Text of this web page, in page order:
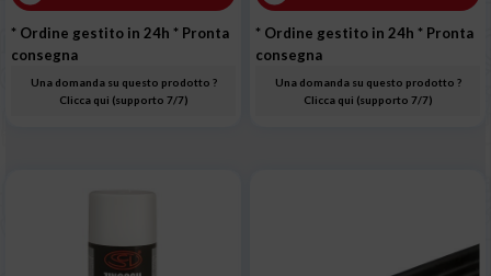
* Ordine gestito in 24h * Pronta
consegna
Una domanda su questo prodotto ?
Clicca qui (supporto 7/7)
* Ordine gestito in 24h * Pronta
consegna
Una domanda su questo prodotto ?
Clicca qui (supporto 7/7)